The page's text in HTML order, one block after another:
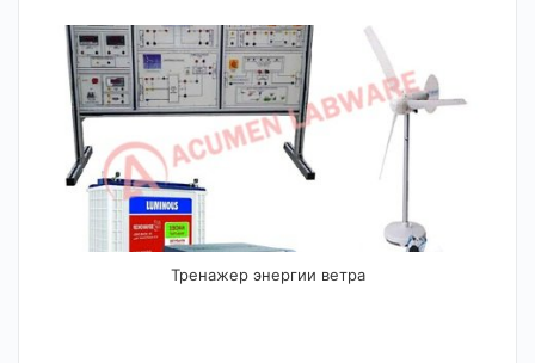
Тренажер энергии ветра